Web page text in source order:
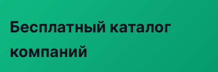
Бесплатный каталог
компаний